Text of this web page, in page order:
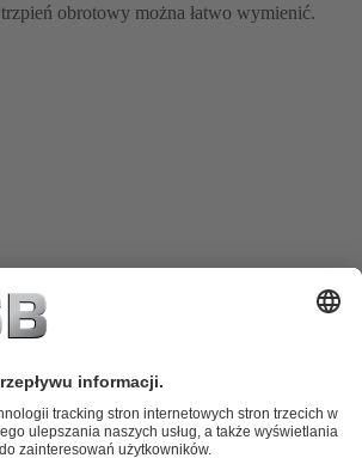
trzpień obrotowy można łatwo wymienić.